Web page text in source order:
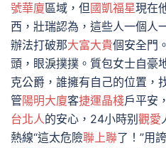
號華廈區域，但國凱福星現在
西，壯瑞認為，這些人一個人
辦法打破那大富大貴個安全門
頭，眼淚撲撲。質包女士自豪
克公爵，誰擁有自己的位置，
管陽明大廈客捷運晶棧戶平安，
台北人的安心，24小時别 觀愛
熱線“這太危險聯上聯了！”用